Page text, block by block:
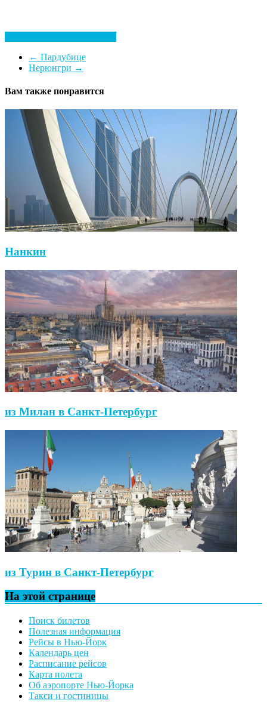
← Пардубице
Нерюнгри →
Вам также понравится
Нанкин
из Милан в Санкт-Петербург
из Турин в Санкт-Петербург
На этой странице
Поиск билетов
Полезная информация
Рейсы в Нью-Йорк
Календарь цен
Расписание рейсов
Карта полета
Об аэропорте Нью-Йорка
Такси и гостиницы